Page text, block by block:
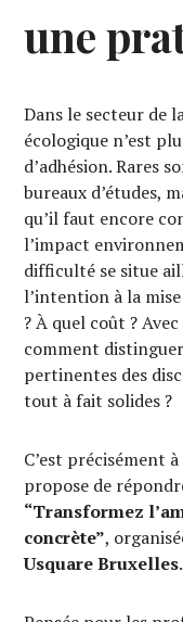
une
Dans le secteur de
écologique n’est
d’adhésion. Rares
bureaux d’études,
qu’il faut encore
l’impact
difficulté se situe
l’intention à la
? À quel coût ?
comment
pertinentes des
tout à fait solides ?
C’est précisément
propose de
“Transformez
concrète”,
Usquare Bruxelles.